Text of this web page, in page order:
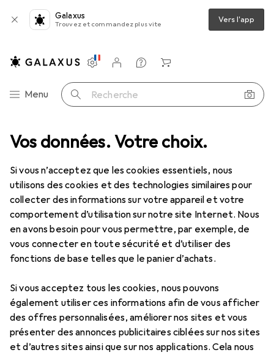
Vos données. Votre choix.
Si vous n’acceptez que les cookies essentiels, nous
utilisons des cookies et des technologies similaires pour
collecter des informations sur votre appareil et votre
comportement d’utilisation sur notre site Internet. Nous
en avons besoin pour vous permettre, par exemple, de
vous connecter en toute sécurité et d’utiliser des
fonctions de base telles que le panier d’achats.
Si vous acceptez tous les cookies, nous pouvons
également utiliser ces informations afin de vous afficher
des offres personnalisées, améliorer nos sites et vous
présenter des annonces publicitaires ciblées sur nos sites
et d’autres sites ainsi que sur nos applications. Cela nous
Galaxus
Trouvez et commandez plus vite Vers l'app
Navigation par catégorie
Menu Recherche
Paramètres
Compte client
Listes de comparaison
Listes d'envies
Panier
l'assortiment IT + multimédia Audio DJ
Housse DJ
ProduitsForum